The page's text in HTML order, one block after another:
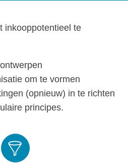
inkooppotentieel te
om te vormen
(opnieuw) in te richten
principes.